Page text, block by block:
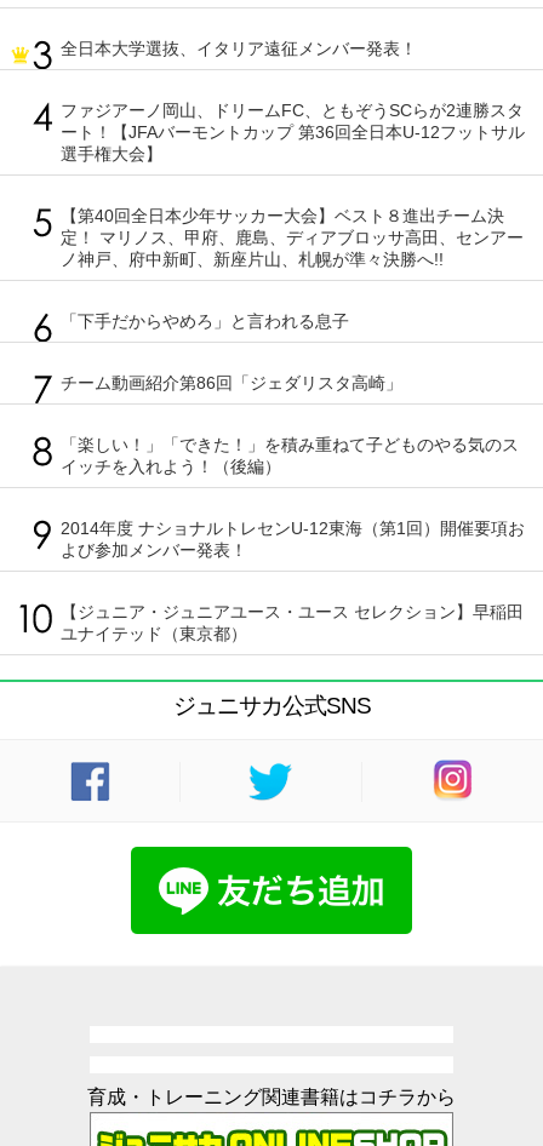
全日本大学選抜、イタリア遠征メンバー発表！
ファジアーノ岡山、ドリームFC、ともぞうSCらが2連勝スタ
ート！【JFAバーモントカップ 第36回全日本U-12フットサル
選手権大会】
【第40回全日本少年サッカー大会】ベスト８進出チーム決
定！ マリノス、甲府、鹿島、ディアブロッサ高田、センアー
ノ神戸、府中新町、新座片山、札幌が準々決勝へ!!
「下手だからやめろ」と言われる息子
チーム動画紹介第86回「ジェダリスタ高崎」
「楽しい！」「できた！」を積み重ねて子どものやる気のス
イッチを入れよう！（後編）
2014年度 ナショナルトレセンU-12東海（第1回）開催要項お
よび参加メンバー発表！
【ジュニア・ジュニアユース・ユース セレクション】早稲田
ユナイテッド（東京都）
ジュニサカ公式SNS
育成・トレーニング関連書籍はコチラから